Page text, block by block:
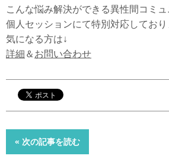
こんな悩み解決ができる異性間コミ
個人セッションにて特別対応しており
気になる方は↓
詳細 ＆ お問い合わせ
« 次の記事を読む